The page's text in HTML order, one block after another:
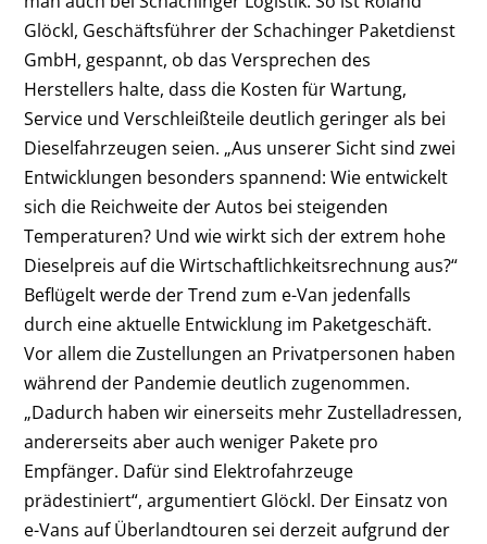
Glöckl, Geschäftsführer der Schachinger Paketdienst
GmbH, gespannt, ob das Versprechen des
Herstellers halte, dass die Kosten für Wartung,
Service und Verschleißteile deutlich geringer als bei
Dieselfahrzeugen seien. „Aus unserer Sicht sind zwei
Entwicklungen besonders spannend: Wie entwickelt
sich die Reichweite der Autos bei steigenden
Temperaturen? Und wie wirkt sich der extrem hohe
Dieselpreis auf die Wirtschaftlichkeitsrechnung aus?“
Beflügelt werde der Trend zum e-Van jedenfalls
durch eine aktuelle Entwicklung im Paketgeschäft.
Vor allem die Zustellungen an Privatpersonen haben
während der Pandemie deutlich zugenommen.
„Dadurch haben wir einerseits mehr Zustelladressen,
andererseits aber auch weniger Pakete pro
Empfänger. Dafür sind Elektrofahrzeuge
prädestiniert“, argumentiert Glöckl. Der Einsatz von
e-Vans auf Überlandtouren sei derzeit aufgrund der